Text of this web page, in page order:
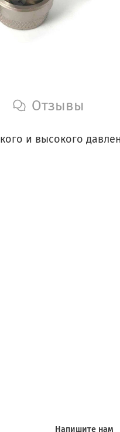
Отзывы
и высокого
Напишите нам